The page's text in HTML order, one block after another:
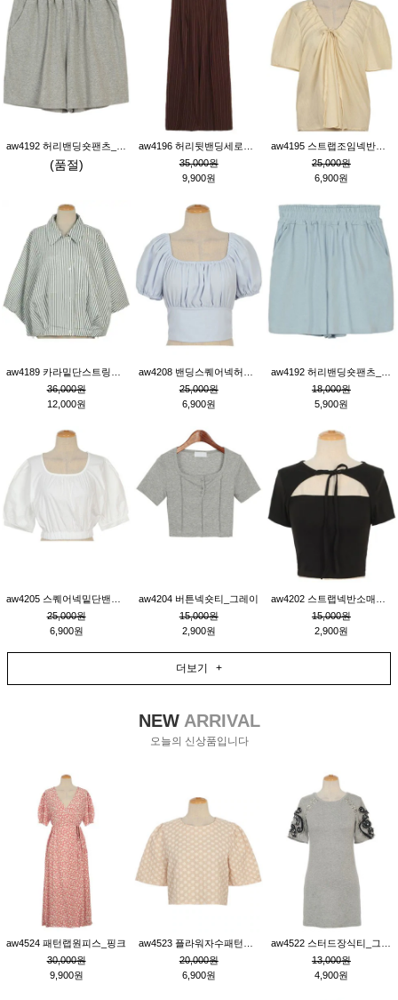
(품절)
35,000원
9,900원
25,000원
6,900원
36,000원
12,000원
25,000원
6,900원
18,000원
5,900원
25,000원
6,900원
aw4204 버튼넥숏티_그레이
15,000원
2,900원
15,000원
2,900원
더보기 +
NEWARRIVAL
오늘의 신상품입니다
aw4524 패턴랩원피스_핑크
30,000원
9,900원
20,000원
6,900원
13,000원
4,900원